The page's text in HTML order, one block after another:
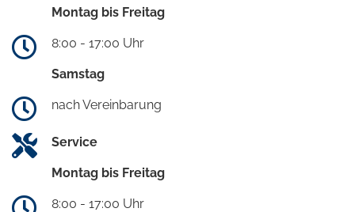
Montag bis Freitag
8:00 - 17:00 Uhr
Samstag
nach Vereinbarung
Service
Montag bis Freitag
8:00 - 17:00 Uhr